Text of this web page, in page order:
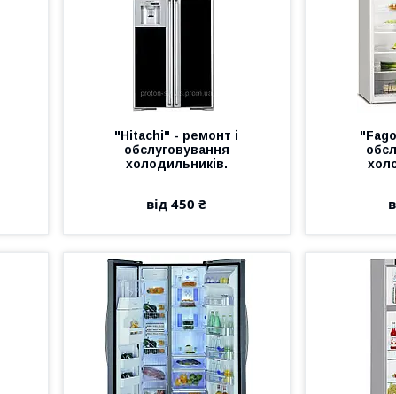
"Hitachi" - ремонт і
обслуговування
холодильників.
від 450 ₴